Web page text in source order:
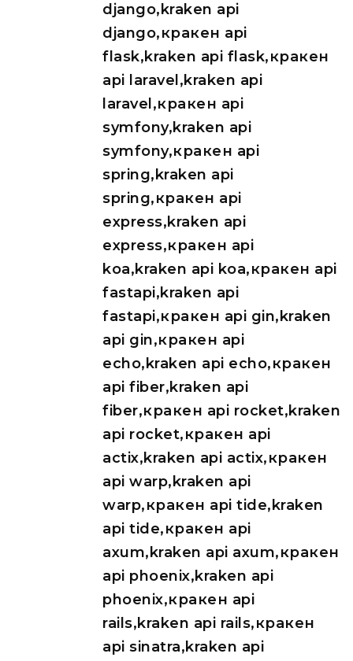
django,kraken api
django,кракен api
flask,kraken api flask,кракен
api laravel,kraken api
laravel,кракен api
symfony,kraken api
symfony,кракен api
spring,kraken api
spring,кракен api
express,kraken api
express,кракен api
koa,kraken api koa,кракен api
fastapi,kraken api
fastapi,кракен api gin,kraken
api gin,кракен api
echo,kraken api echo,кракен
api fiber,kraken api
fiber,кракен api rocket,kraken
api rocket,кракен api
actix,kraken api actix,кракен
api warp,kraken api
warp,кракен api tide,kraken
api tide,кракен api
axum,kraken api axum,кракен
api phoenix,kraken api
phoenix,кракен api
rails,kraken api rails,кракен
api sinatra,kraken api